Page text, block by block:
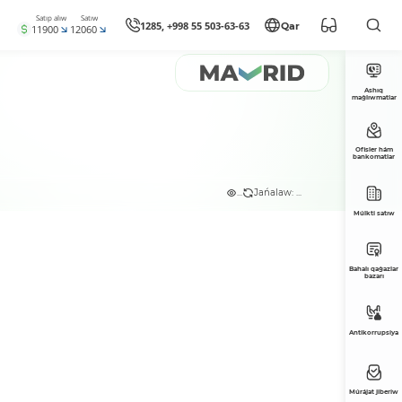
Satıp alıw
11900
Satıw
12060 1285, +998 55 503-63-63 Qar
... Jańalaw: ...
Ashıq
maǵlıwmatlar
Ofisler hám
bankomatlar
Múlkti satıw
Bahalı qaǵazlar
bazarı
Antikorrupsiya
Múrájat jiberiw